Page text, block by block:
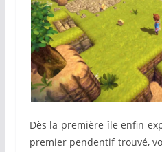
Dès la première île enfin
premier pendentif trouvé,